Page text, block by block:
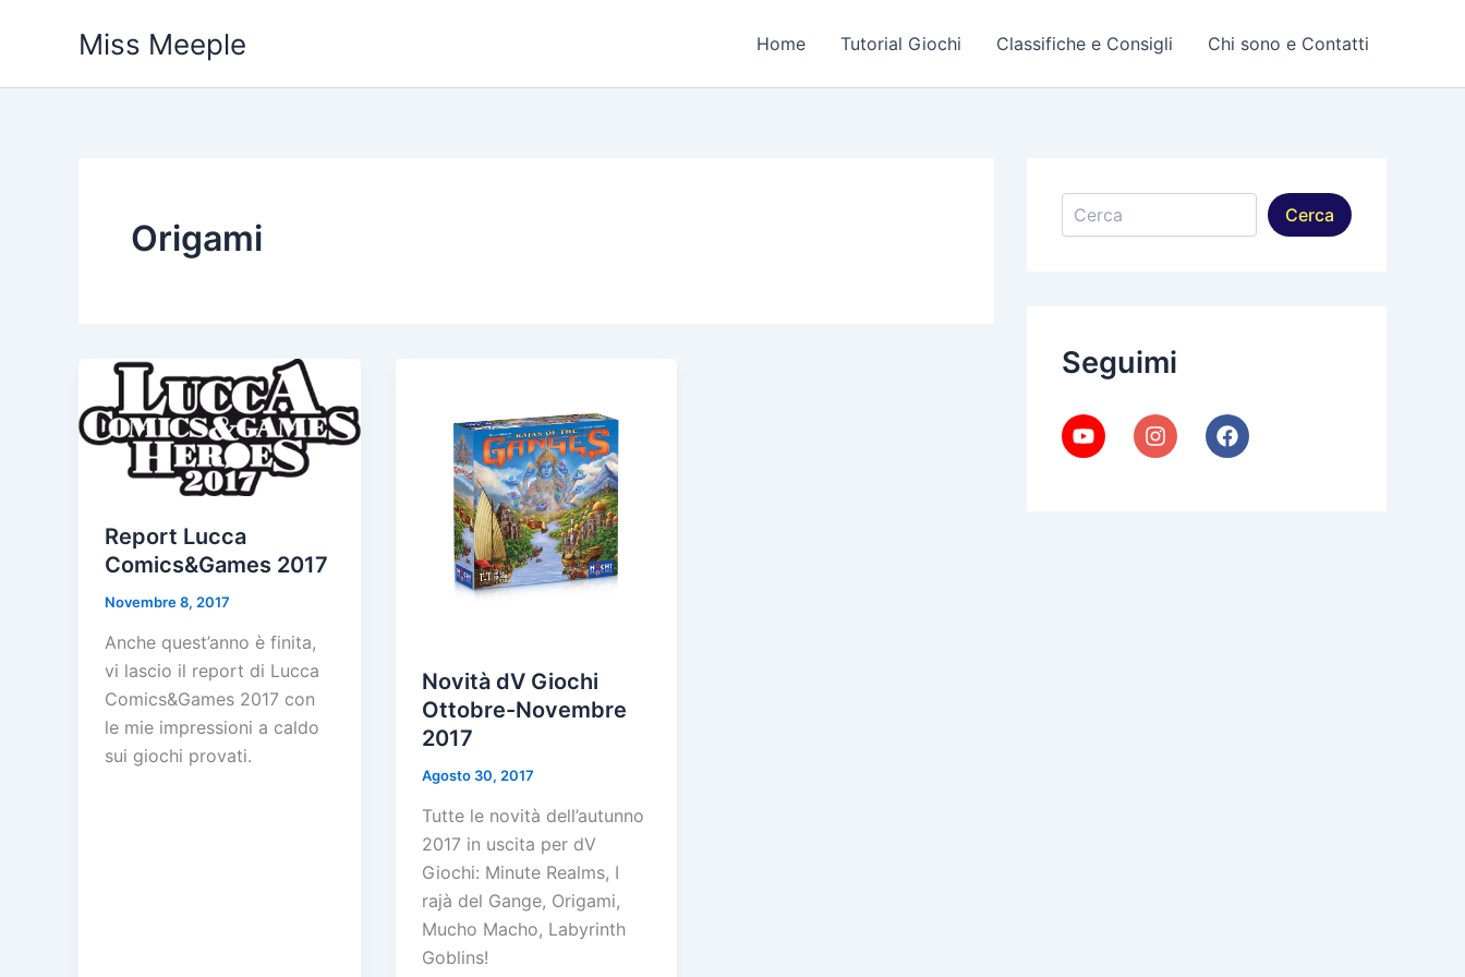
Miss Meeple Home Tutorial Giochi Classifiche e Consigli Chi sono e Contatti
Origami
Report Lucca
Comics&Games 2017
Novembre 8, 2017
Anche quest’anno è finita,
vi lascio il report di Lucca
Comics&Games 2017 con
le mie impressioni a caldo
sui giochi provati.
Novità dV Giochi
Ottobre-Novembre
2017
Agosto 30, 2017
Tutte le novità dell’autunno
2017 in uscita per dV
Giochi: Minute Realms, I
rajà del Gange, Origami,
Mucho Macho, Labyrinth
Goblins!
Cerca
Cerca
Seguimi